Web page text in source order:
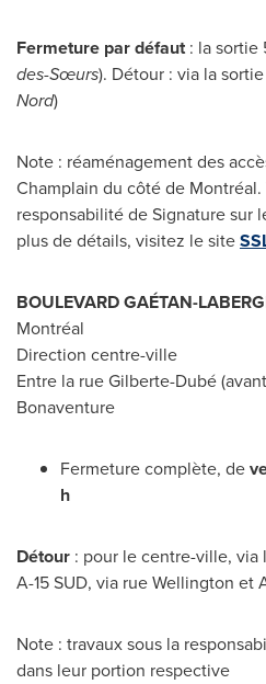
Fermeture par défaut: la sortie
des-Sœurs). Détour : via la
Nord)
Note : réaménagement des
Champlain du côté de Montréal.
responsabilité de Signature sur
plus de détails, visitez le site
BOULEVARD GAÉTAN-
Montréal
Direction centre-ville
Entre la rue Gilberte-Dubé
Bonaventure
Fermeture complète, de
h
Détour : pour le centre-ville, via
A-15 SUD, via rueWellington et
Note : travaux sous la
dans leur portion respective